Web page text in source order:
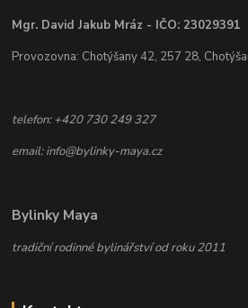
Mgr. David Jakub Mráz - IČO: 23029391
Provozovna: Chotýšany 42, 257 28,
telefon: +420 730 249 327
email: info@bylinky-maya.cz
Bylinky Maya
tradiční rodinné bylinářství od roku 2011